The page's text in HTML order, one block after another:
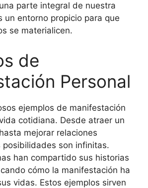
parte integral de nuestra
un entorno propicio para que
se materialicen.
de
Personal
ejemplos de manifestación
cotidiana. Desde atraer un
mejorar relaciones
posibilidades son infinitas.
han compartido sus historias
cómo la manifestación ha
vidas. Estos ejemplos sirven